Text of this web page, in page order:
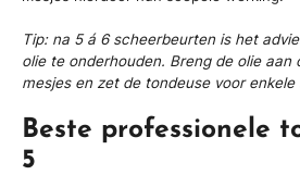
Tip: na 5 á 6 scheerbeurten is het
olie te onderhouden. Breng de olie aan
mesjes en zet de tondeuse voor enkele
Beste professionele
5